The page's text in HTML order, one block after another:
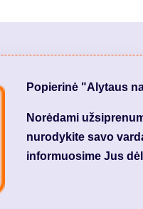
Popierinė "Alytaus
Norėdami
nurodykite savo
informuosime Jus